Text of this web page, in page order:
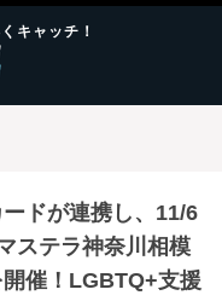
キャッチ！
ドが連携し、11/6
ステラ神奈川相模
催！LGBTQ+支援